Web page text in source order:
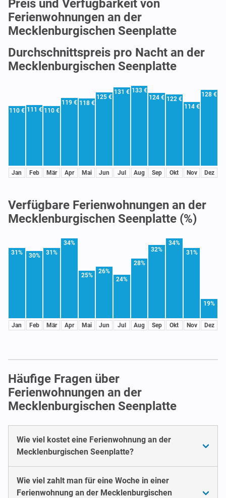
Preis und Verfügbarkeit von
Ferienwohnungen an der
Mecklenburgischen Seenplatte
Durchschnittspreis pro Nacht an der
Mecklenburgischen Seenplatte
110 €
Jan
111 €
Feb
110 €
Mär
119 €
Apr
118 €
Mai
125 €
Jun
131 €
Jul
133 €
Aug
124 €
Sep
122 €
Okt
114 €
Nov
128 €
Dez
Verfügbare Ferienwohnungen an der
Mecklenburgischen Seenplatte (%)
31%
Jan
30%
Feb
31%
Mär
34%
Apr
25%
Mai
26%
Jun
24%
Jul
28%
Aug
32%
Sep
34%
Okt
31%
Nov
19%
Dez
Häufige Fragen über
Ferienwohnungen an der
Mecklenburgischen Seenplatte
Wie viel kostet eine Ferienwohnung an der
Mecklenburgischen Seenplatte?
Wie viel zahlt man für eine Woche in einer
Ferienwohnung an der Mecklenburgischen